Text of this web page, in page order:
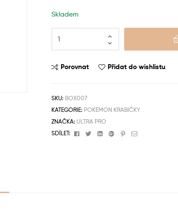
Skladem
Porovnat Přidat do wishlistu
SKU: BOX007
KATEGORIE: POKÉMON KRABIČKY
ZNAČKA: ULTRA PRO
SDÍLET:
FacebookTwitterLinkedinGoogle+Pinterest
Email